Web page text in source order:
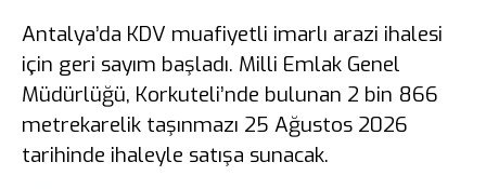
Antalya’da KDV muafiyetli imarlı arazi ihalesi
için geri sayım başladı. Milli Emlak Genel
Müdürlüğü, Korkuteli’nde bulunan 2 bin 866
metrekarelik taşınmazı 25 Ağustos 2026
tarihinde ihaleyle satışa sunacak.